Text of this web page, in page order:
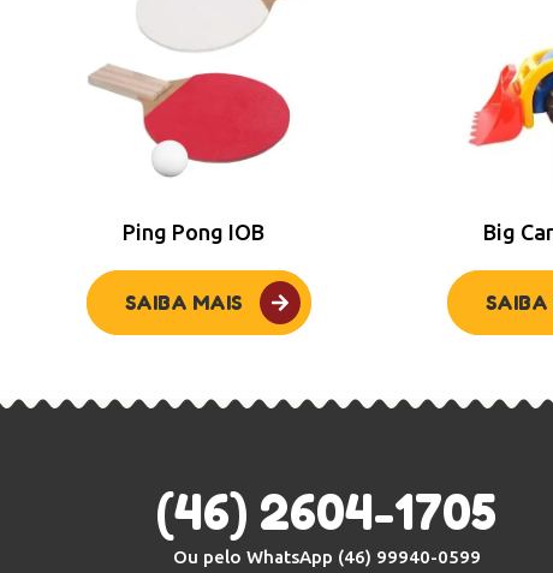
Ping Pong IOB
SAIBA MAIS
Big
SAIBA
(46) 2604-1705
Ou pelo WhatsApp (46) 99940-0599